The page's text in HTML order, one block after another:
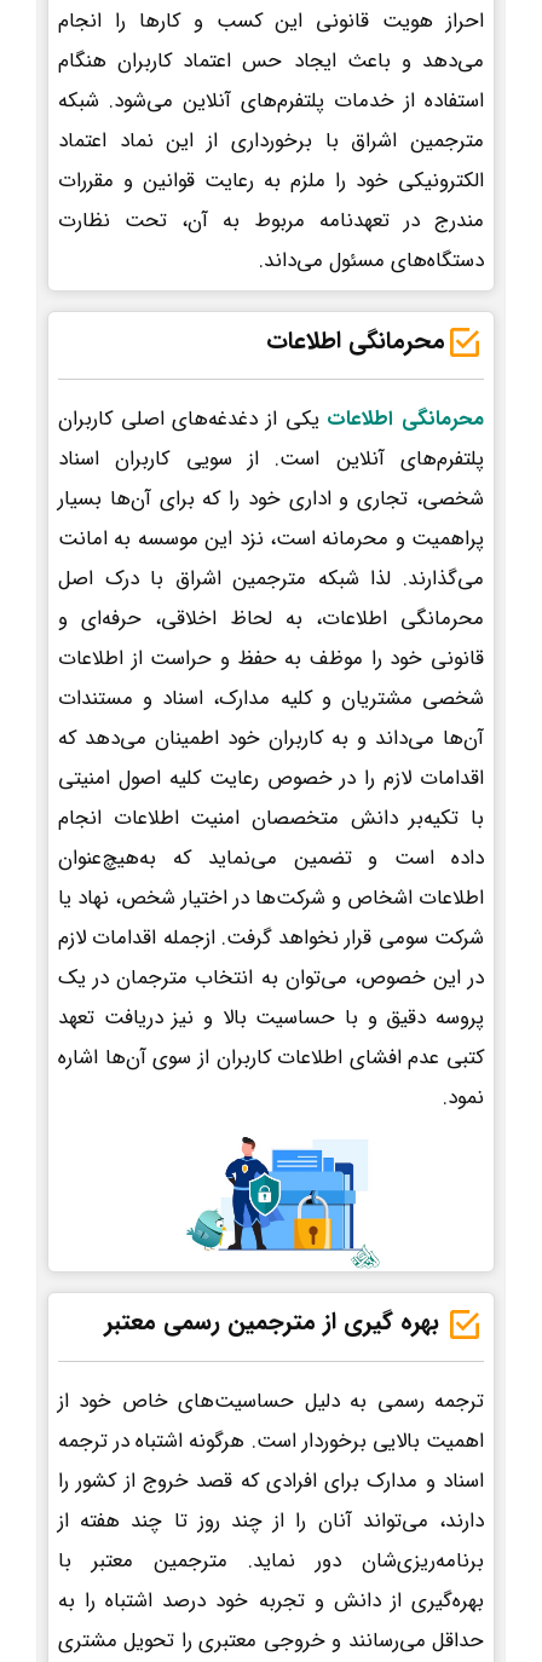
احراز هویت قانونی این کسب و کارها را انجام
می‌دهد و باعث ایجاد حس اعتماد کاربران هنگام
استفاده از خدمات پلتفرم‌های آنلاین می‌شود. شبکه
مترجمین اشراق با برخورداری از این نماد اعتماد
الکترونیکی خود را ملزم به رعایت قوانین و مقررات
مندرج در تعهدنامه مربوط به آن، تحت نظارت
دستگاه‌های مسئول می‌داند.
محرمانگی اطلاعات
محرمانگی اطلاعات یکی از دغدغه‌های اصلی کاربران
پلتفرم‌های آنلاین است. از سویی کاربران اسناد
شخصی، تجاری و اداری خود را که برای آن‌ها بسیار
پراهمیت و محرمانه است، نزد این موسسه به امانت
می‌گذارند. لذا شبکه مترجمین اشراق با درک اصل
محرمانگی اطلاعات، به لحاظ اخلاقی، حرفه‌ای و
قانونی خود را موظف به حفظ و حراست از اطلاعات
شخصی مشتریان و کلیه مدارک، اسناد و مستندات
آن‌ها می‌داند و به کاربران خود اطمینان می‌دهد که
اقدامات لازم را در خصوص رعایت کلیه اصول امنیتی
با تکیه‌بر دانش متخصصان امنیت اطلاعات انجام
داده است و تضمین می‌نماید که به‌هیچ‌عنوان
اطلاعات اشخاص و شرکت‌ها در اختیار شخص، نهاد یا
شرکت سومی قرار نخواهد گرفت. ازجمله اقدامات لازم
در این خصوص، می‌توان به انتخاب مترجمان در یک
پروسه دقیق و با حساسیت بالا و نیز دریافت تعهد
کتبی عدم افشای اطلاعات کاربران از سوی آن‌ها اشاره
نمود.
بهره گیری از مترجمین رسمی معتبر
ترجمه رسمی به دلیل حساسیت‌های خاص خود از
اهمیت بالایی برخوردار است. هرگونه اشتباه در ترجمه
اسناد و مدارک برای افرادی که قصد خروج از کشور را
دارند، می‌تواند آنان را از چند روز تا چند هفته از
برنامه‌ریزی‌شان دور نماید. مترجمین معتبر با
بهره‌گیری از دانش و تجربه خود درصد اشتباه را به
حداقل می‌رسانند و خروجی معتبری را تحویل مشتری